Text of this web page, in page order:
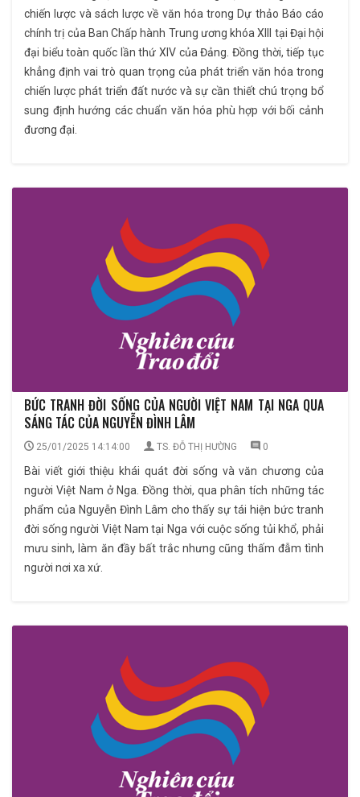
chiến lược và sách lược về văn hóa trong Dự thảo Báo cáo
chính trị của Ban Chấp hành Trung ương khóa XIII tại Đại hội
đại biểu toàn quốc lần thứ XIV của Đảng. Đồng thời, tiếp tục
khẳng định vai trò quan trọng của phát triển văn hóa trong
chiến lược phát triển đất nước và sự cần thiết chú trọng bổ
sung định hướng các chuẩn văn hóa phù hợp với bối cảnh
đương đại.
BỨC TRANH ĐỜI SỐNG CỦA NGƯỜI VIỆT NAM TẠI NGA QUA
SÁNG TÁC CỦA NGUYỄN ĐÌNH LÂM
25/01/2025 14:14:00 TS. ĐỖ THỊ HƯỜNG 0
Bài viết giới thiệu khái quát đời sống và văn chương của
người Việt Nam ở Nga. Đồng thời, qua phân tích những tác
phẩm của Nguyễn Đình Lâm cho thấy sự tái hiện bức tranh
đời sống người Việt Nam tại Nga với cuộc sống tủi khổ, phải
mưu sinh, làm ăn đầy bất trắc nhưng cũng thấm đẫm tình
người nơi xa xứ.